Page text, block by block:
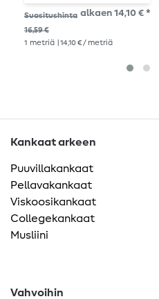
lehmuksenvihreä
Tencel-
pintaviimeistelyllä
Suositushinta
16,59 €
alkaen 14,10 € *
1 metriä | 14,10 € / metriä
Kankaat arkeen
Puuvillakankaat
Pellavakankaat
Viskoosikankaat
Collegekankaat
Musliini
Vahvoihin